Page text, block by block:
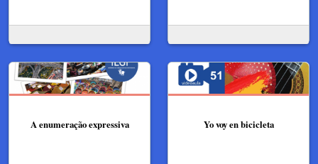
A enumeração expressiva Yo voy en bicicleta